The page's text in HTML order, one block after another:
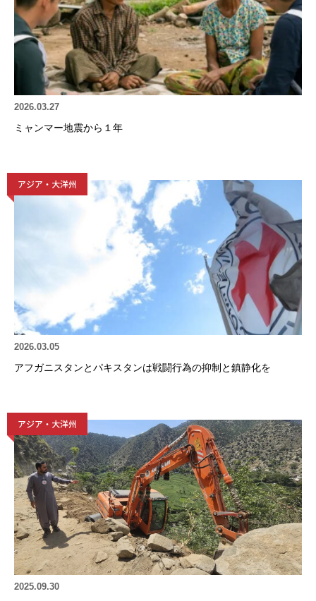
2026.03.27
ミャンマー地震から１年
アジア・大洋州
2026.03.05
アフガニスタンとパキスタンは戦闘行為の抑制と鎮静化を
アジア・大洋州
2025.09.30